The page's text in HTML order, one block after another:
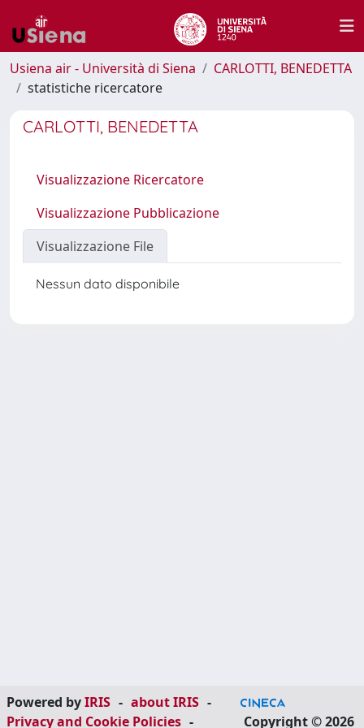
Usiena air - Università di Siena
CARLOTTI, BENEDETTA
statistiche ricercatore
CARLOTTI, BENEDETTA
Visualizzazione Ricercatore
Visualizzazione Pubblicazione
Visualizzazione File
Nessun dato disponibile
Powered byIRIS - about IRIS -
Privacy and Cookie Policies - Copyright © 2026